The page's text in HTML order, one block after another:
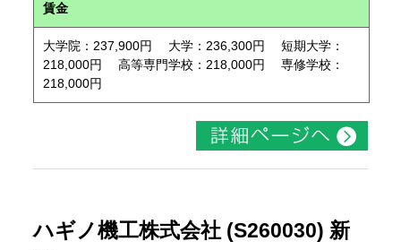
賃金
大学院：237,900円 大学：236,300円 短期大学：
218,000円 高等専門学校：218,000円 専修学校：
218,000円
ハギノ機工株式会社 (S260030) 新